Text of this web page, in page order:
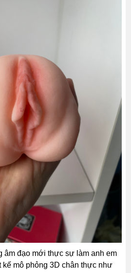
âm đạo mới thực sự làm anh em
kế mô phỏng 3D chân thực như